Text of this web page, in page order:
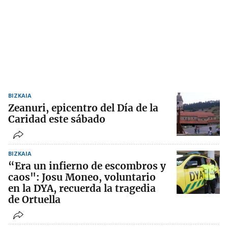
BIZKAIA
Zeanuri, epicentro del Día de la
Caridad este sábado
BIZKAIA
“Era un infierno de escombros y
caos": Josu Moneo, voluntario
en la DYA, recuerda la tragedia
de Ortuella